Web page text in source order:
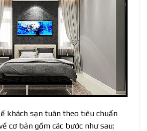
khách sạn tuân theo tiêu chuẩn
cơ bản gồm các bước như sau: